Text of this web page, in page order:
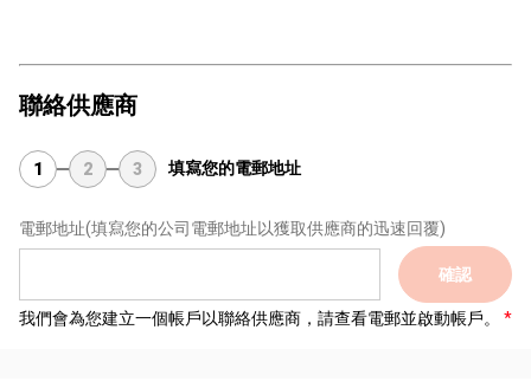
聯絡供應商
1 2 3 填寫您的電郵地址
電郵地址(填寫您的公司電郵地址以獲取供應商的迅速回覆)
確認
我們會為您建立一個帳戶以聯絡供應商，請查看電郵並啟動帳戶。